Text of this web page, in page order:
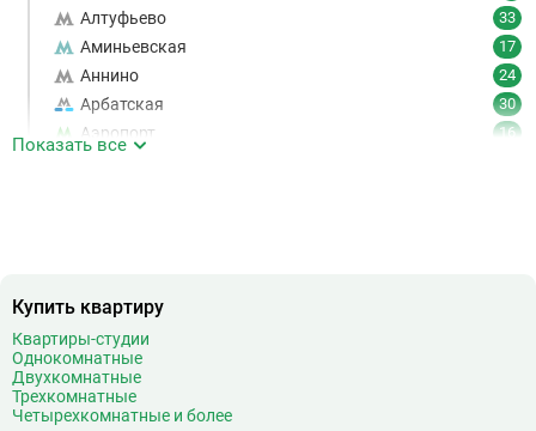
Алтуфьево 33
Аминьевская 17
Аннино 24
Арбатская 30
Аэропорт 16
Беговая
Беломорская
Белорусская
Беляево
Показать все
Купить квартиру
Квартиры-студии
Однокомнатные
Двухкомнатные
Трехкомнатные
Четырехкомнатные и более